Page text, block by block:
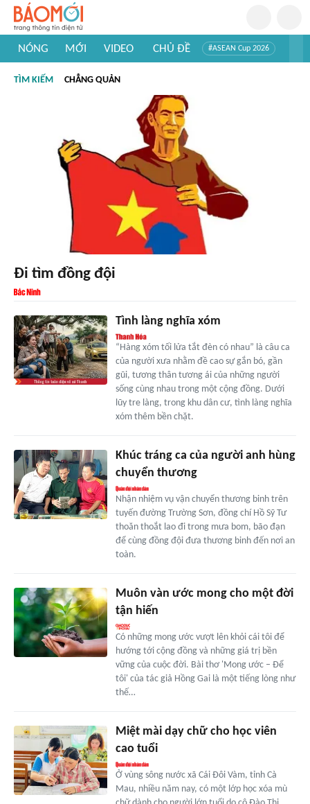
NÓNG MỚI VIDEO CHỦ ĐỀ #ASEAN Cup 2026
#Khám phá Việt Nam
#Khám phá thế giới
TÌM KIẾM CHẲNG QUẢN
Đi tìm đồng đội
Tình làng nghĩa xóm
“Hàng xóm tối lửa tắt đèn có nhau” là câu ca
của người xưa nhằm đề cao sự gắn bó, gần
gũi, tương thân tương ái của những người
sống cùng nhau trong một cộng đồng. Dưới
lũy tre làng, trong khu dân cư, tình làng nghĩa
xóm thêm bền chặt.
Khúc tráng ca của người anh hùng
chuyển thương
Nhận nhiệm vụ vận chuyển thương binh trên
tuyến đường Trường Sơn, đồng chí Hồ Sỹ Tư
thoăn thoắt lao đi trong mưa bom, bão đạn
để cùng đồng đội đưa thương binh đến nơi an
toàn.
Muôn vàn ước mong cho một đời
tận hiến
Có những mong ước vượt lên khỏi cái tôi để
hướng tới cộng đồng và những giá trị bền
vững của cuộc đời. Bài thơ 'Mong ước – Để
tôi' của tác giả Hồng Gai là một tiếng lòng như
thế…
Miệt mài dạy chữ cho học viên
cao tuổi
Ở vùng sông nước xã Cái Đôi Vàm, tỉnh Cà
Mau, nhiều năm nay, có một lớp học xóa mù